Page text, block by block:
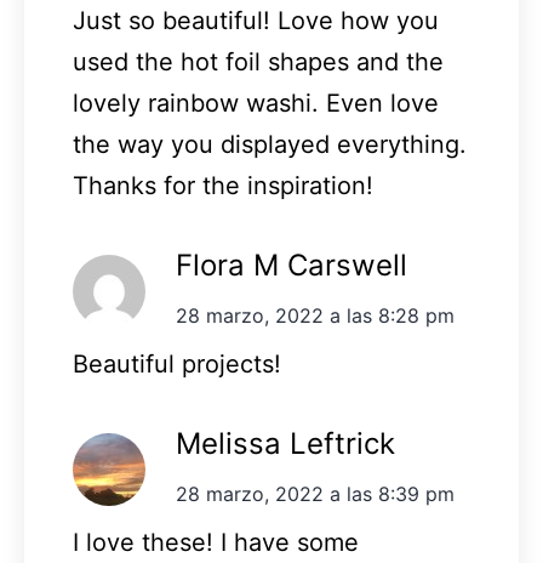
Just so beautiful! Love how you
used the hot foil shapes and the
lovely rainbow washi. Even love
the way you displayed everything.
Thanks for the inspiration!
Flora M Carswell
28 marzo, 2022 a las 8:28 pm
Beautiful projects!
Melissa Leftrick
28 marzo, 2022 a las 8:39 pm
I love these! I have some